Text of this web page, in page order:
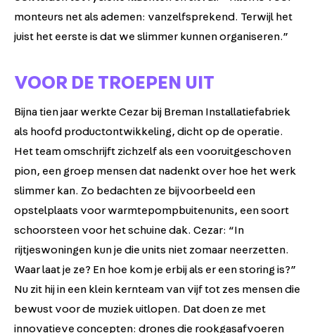
monteurs net als ademen: vanzelfsprekend. Terwijl het
juist het eerste is dat we slimmer kunnen organiseren.”
VOOR DE TROEPEN UIT
Bijna tien jaar werkte Cezar bij Breman Installatiefabriek
als hoofd productontwikkeling, dicht op de operatie.
Het team omschrijft zichzelf als een vooruitgeschoven
pion, een groep mensen dat nadenkt over hoe het werk
slimmer kan. Zo bedachten ze bijvoorbeeld een
opstelplaats voor warmtepompbuitenunits, een soort
schoorsteen voor het schuine dak. Cezar: “In
rijtjeswoningen kun je die units niet zomaar neerzetten.
Waar laat je ze? En hoe kom je erbij als er een storing is?”
Nu zit hij in een klein kernteam van vijf tot zes mensen die
bewust voor de muziek uitlopen. Dat doen ze met
innovatieve concepten: drones die rookgasafvoeren